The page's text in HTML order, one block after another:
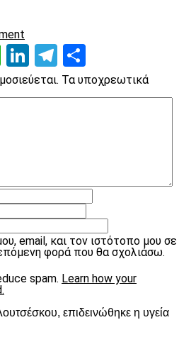
WhatsApp
LinkedIn
Telegram
για τον ποδοσφαιρικό
Τα υποχρεωτικά
email, και τον ιστότοπο μου σε
φορά που θα σχολιάσω.
spam. Learn how your
επιδεινώθηκε η υγεία